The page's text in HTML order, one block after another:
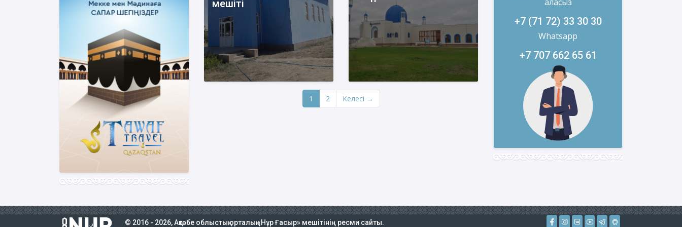
мешіті
1 2 Келесі →
+7 (71 72) 33 30 30
Whatsapp
+7 707 662 65 61
© 2016 - 2026, Ақтөбе облыстық орталық «Нұр Ғасыр» мешітінің ресми сайты.